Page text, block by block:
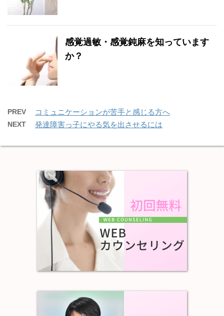
感覚過敏・感覚鈍麻を知っています
か？
PREV コミュニケーションが苦手と感じる方へ
NEXT 発達障害っ子にやる気を出させるには